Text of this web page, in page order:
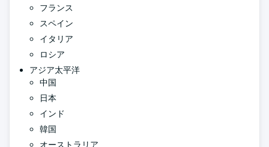
フランス
スペイン
イタリア
ロシア
アジア太平洋
中国
日本
インド
韓国
オーストラリア